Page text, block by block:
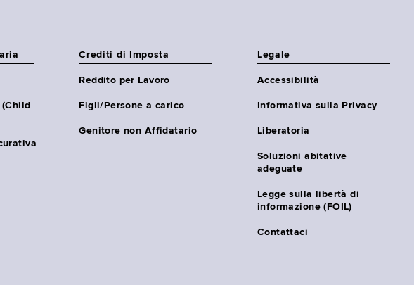
Crediti di Imposta
Reddito per Lavoro
Figli/Persone a carico
Genitore non Affidatario
Legale
Accessibilità
Informativa sulla Privacy
Liberatoria
Soluzioni abitative
adeguate
Legge sulla libertà di
informazione (FOIL)
Contattaci